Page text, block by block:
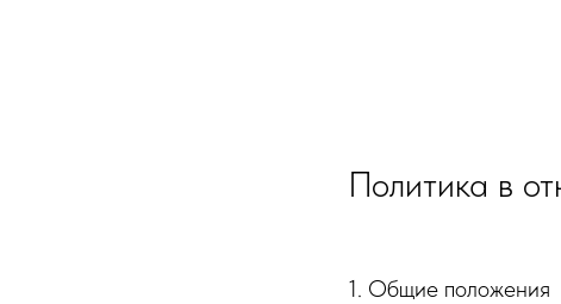
Политика в
1. Общие положения